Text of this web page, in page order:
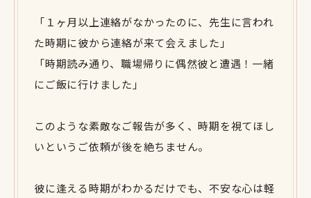
「１ヶ月以上連絡がなかったのに、先生に言われ
た時期に彼から連絡が来て会えました」
「時期読み通り、職場帰りに偶然彼と遭遇！一緒
にご飯に行けました」
このような素敵なご報告が多く、時期を視てほし
いというご依頼が後を絶ちません。
彼に逢える時期がわかるだけでも、不安な心は軽